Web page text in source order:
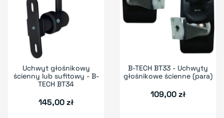
Uchwyt głośnikowy
ścienny lub sufitowy - B-
TECH BT34
145,00 zł
B-TECH BT33 - Uchwyty
głośnikowe ścienne (para)
109,00 zł